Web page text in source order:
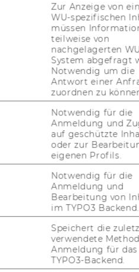
years, and is cur­r­ent­ly
800 per year). IJRM is a
Department
Gebäude D2,
OG
1020 Wien
Österreich
Zur Anzeige von
WU-spezifischen
müssen
teilweise von
nachgelagerten
System abgefragt
Notwendig um die
Antwort einer
zuordnen zu
Notwendig für die
Anmeldung und
auf geschützte
oder zur
eigenen Profils.
Notwendig für die
Anmeldung und
Bearbeitung von
im TYPO3 Backend.
Speichert die
verwendete
Anmeldung für das
TYPO3-Backend.